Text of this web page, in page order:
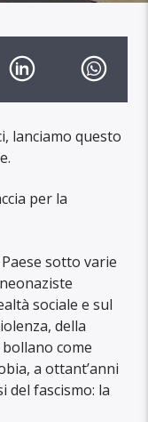
lanciamo questo
per la
sotto varie
sociale e sul
della
come
a ottant’anni
del fascismo: la